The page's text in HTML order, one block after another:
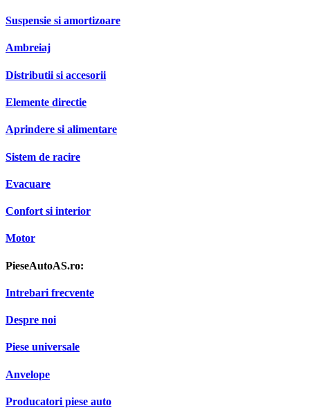
Suspensie si amortizoare
Ambreiaj
Distributii si accesorii
Elemente directie
Aprindere si alimentare
Sistem de racire
Evacuare
Confort si interior
Motor
PieseAutoAS.ro:
Intrebari frecvente
Despre noi
Piese universale
Anvelope
Producatori piese auto